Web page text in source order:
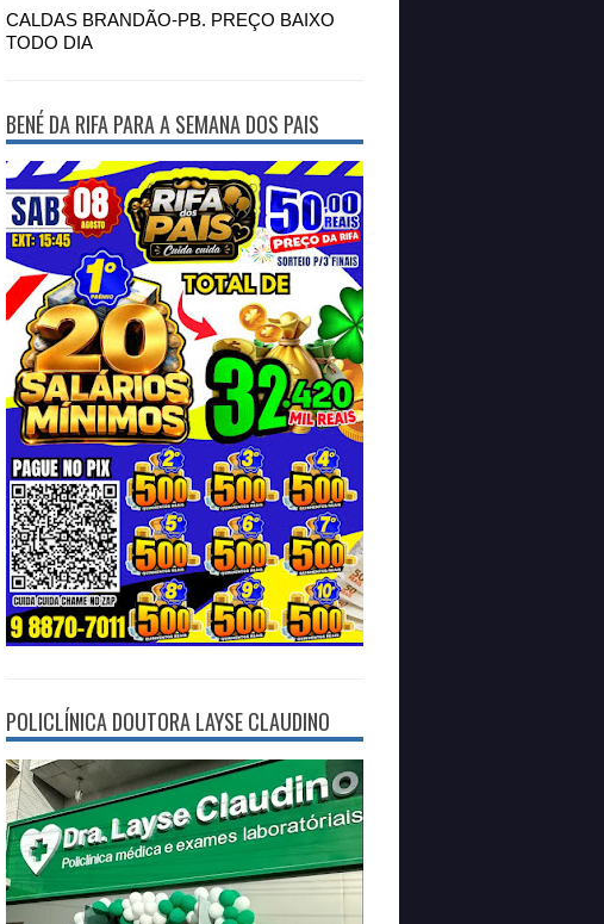
CALDAS BRANDÃO-PB. PREÇO BAIXO
TODO DIA
BENÉ DA RIFA PARA A SEMANA DOS PAIS
POLICLÍNICA DOUTORA LAYSE CLAUDINO